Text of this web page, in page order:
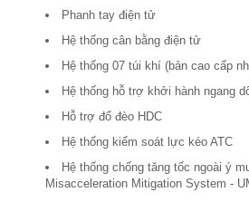
Phanh tay điện tử
Hệ thống cân bằng điện tử
Hệ thống 07 túi khí (bản cao cấp
Hệ thống hỗ trợ khởi hành ngang
Hỗ trợ đổ đèo HDC
Hệ thống kiểm soát lực kéo ATC
Hệ thống chống tăng tốc ngoài ý
Misacceleration Mitigation System -